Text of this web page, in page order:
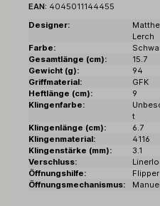
EAN: 4045011144455
Designer:
Lerch
Farbe:
Gesamtlänge (cm):
15.7
Gewicht (g):
94
Griffmaterial:
GFK
Heftlänge (cm):
9
Klingenfarbe:
t
Klingenlänge (cm):
6.7
Klingenmaterial:
4116
Klingenstärke (mm):
3.1
Verschluss:
Öffnungshilfe:
Flipper
Öffnungsmechanismus: